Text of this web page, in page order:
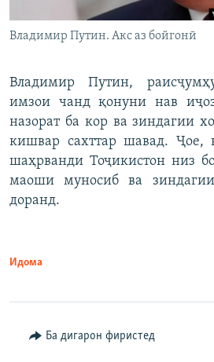
Владимир Путин. Акс аз бойгонӣ
Владимир Путин,
имзои чанд қонуни нав
назорат ба кор ва зиндагии
кишвар сахттар шавад. Ҷое,
шаҳрванди Тоҷикистон низ
маоши муносиб ва
доранд.
Идома
Ба дигарон фиристед